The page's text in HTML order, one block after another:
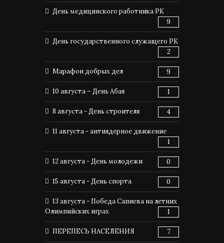
День медицинского работника РК
9
День государственного служащего РК
2
Марафон добрых дел 9
10 августа – День Абая 1
8 августа - День строителя 4
11 августа - антиядерное движение
1
12 августа - День молодежи 0
15 августа - День спорта 0
13 августа - Победа Сапиева на летних
Олимпийских играх
1
ПЕРЕПЕСЬ НАСЕЛЕНИЯ 7